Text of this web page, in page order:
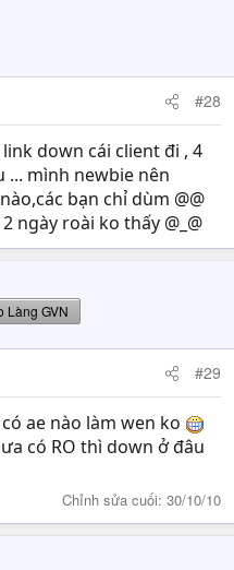
#28
down cái client đi , 4
... mình newbie nên
bạn chỉ dùm @@
ngày roài ko thấy @_@
Làng GVN
#29
ae nào làm wen ko
có RO thì down ở đâu
Chỉnh sửa cuối: 30/10/10